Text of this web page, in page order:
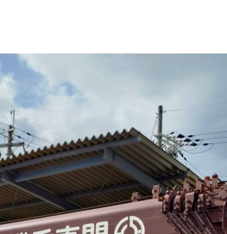
SL-600Ⅱ
GR-250N-G5
GR-250N（Ⅱ）
KR-25H-V7
KR-25H-V8
KRM-20H